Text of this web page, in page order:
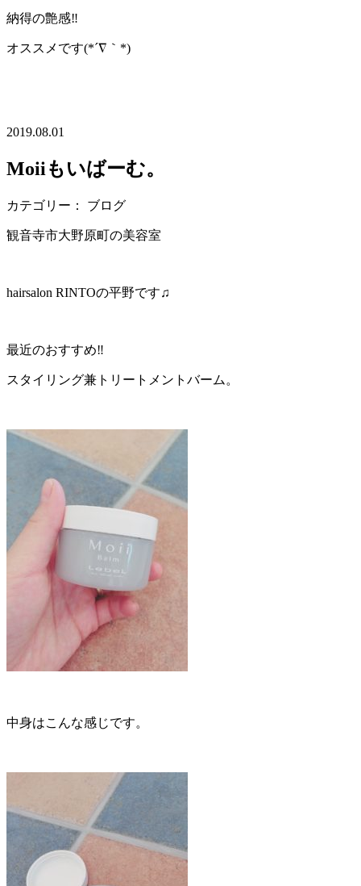
納得の艶感‼︎
オススメです(*´∇｀*)
2019.08.01
Moiiもいばーむ。
カテゴリー： ブログ
観音寺市大野原町の美容室
hairsalon RINTOの平野です♫
最近のおすすめ‼︎
スタイリング兼トリートメントバーム。
中身はこんな感じです。